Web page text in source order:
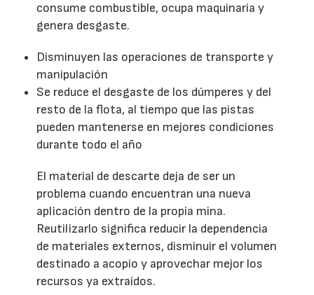
consume combustible, ocupa maquinaria y
genera desgaste.
Disminuyen las operaciones de transporte y
manipulación
Se reduce el desgaste de los dúmperes y del
resto de la flota, al tiempo que las pistas
pueden mantenerse en mejores condiciones
durante todo el año
El material de descarte deja de ser un
problema cuando encuentran una nueva
aplicación dentro de la propia mina.
Reutilizarlo significa reducir la dependencia
de materiales externos, disminuir el volumen
destinado a acopio y aprovechar mejor los
recursos ya extraídos.